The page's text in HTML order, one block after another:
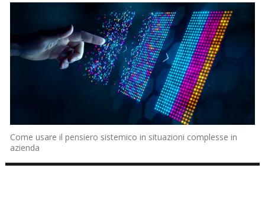
Come usare il pensiero sistemico in situazioni complesse in
azienda